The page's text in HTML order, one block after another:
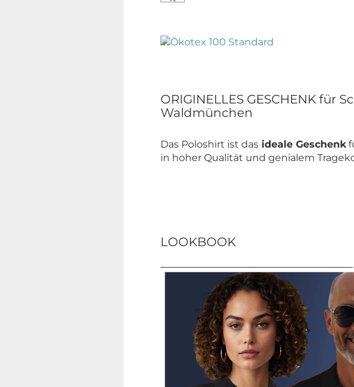
ORIGINELLES GESCHENK für
Waldmünchen
Das Poloshirt ist das ideale Geschenk
in hoher Qualität und genialem
LOOKBOOK